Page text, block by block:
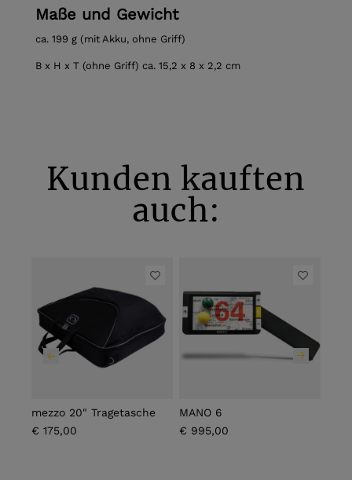
Maße und Gewicht
ca. 199 g (mit Akku, ohne Griff)
B x H x T (ohne Griff) ca. 15,2 x 8 x 2,2 cm
Kunden kauften
auch:
mezzo 20" Tragetasche
€ 175,00
MANO 6
€ 995,00